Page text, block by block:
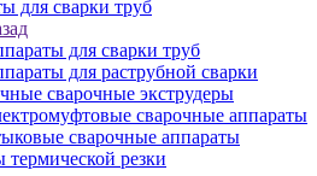
для сварки труб
для сварки труб
для раструбной сварки
сварочные экструдеры
сварочные аппараты
сварочные аппараты
резки